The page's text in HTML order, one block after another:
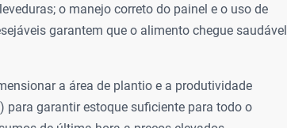
o manejo correto do painel e o uso de
garantem que o alimento chegue saudável
a área de plantio e a produtividade
para garantir estoque suficiente para todo o